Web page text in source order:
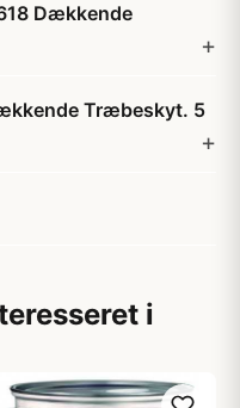
Dækkende
Træbeskyt. 5
i